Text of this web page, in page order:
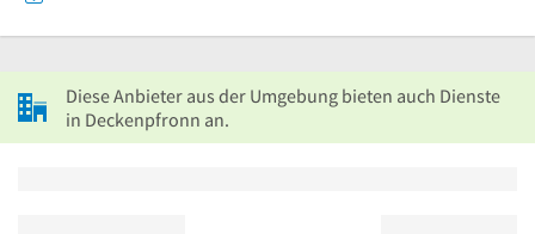
Diese Anbieter aus der Umgebung bieten auch Dienste
in Deckenpfronn an.